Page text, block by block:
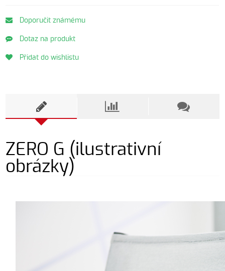
Doporučit známému
Dotaz na produkt
Přidat do wishlistu
ZERO G (ilustrativní
obrázky)